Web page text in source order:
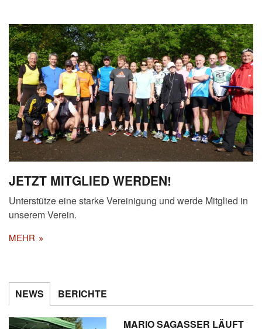
JETZT MITGLIED WERDEN!
Unterstütze eine starke Vereinigung und werde Mitglied in
unserem Verein.
MEHR
NEWS BERICHTE
MARIO SAGASSER LÄUFT